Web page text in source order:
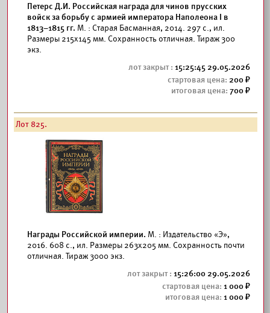
Петерс Д.И. Российская награда для чинов прусских
войск за борьбу с армией императора Наполеона I в
1813–1815 гг. М. : Старая Басманная, 2014. 297 с., ил.
Размеры 215x145 мм. Сохранность отличная. Тираж 300
экз.
15:25:45 29.05.2026
200
700
Лот 825.
Награды Российской империи. М. : Издательство «Э»,
2016. 608 с., ил. Размеры 263x205 мм. Сохранность почти
отличная. Тираж 3000 экз.
15:26:00 29.05.2026
1 000
1 000